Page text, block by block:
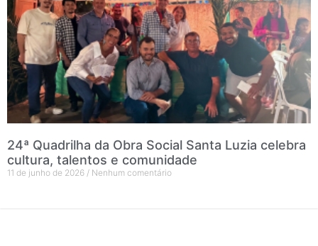
24ª Quadrilha da Obra Social Santa Luzia celebra
cultura, talentos e comunidade
11 de junho de 2026 Nenhum comentário